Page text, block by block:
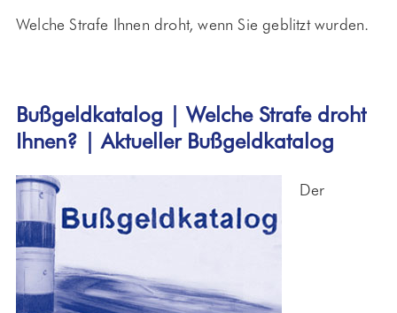
Welche Strafe Ihnen droht, wenn Sie geblitzt wurden.
Bußgeldkatalog | Welche Strafe droht
Ihnen? | Aktueller Bußgeldkatalog
Der